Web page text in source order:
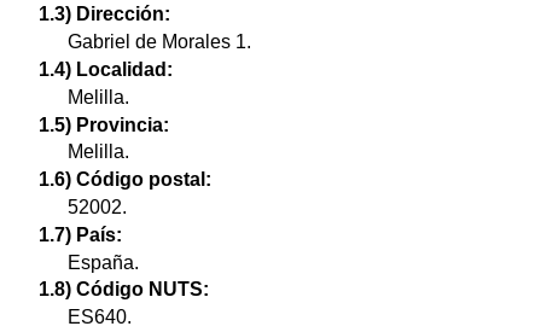
1.3) Dirección:
Gabriel de Morales 1.
1.4) Localidad:
Melilla.
1.5) Provincia:
Melilla.
1.6) Código postal:
52002.
1.7) País:
España.
1.8) Código NUTS:
ES640.